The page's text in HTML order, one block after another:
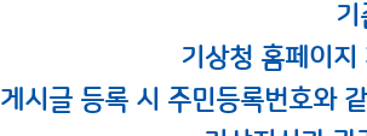
기상청 홈페이
게시글 등록 시 주민등록번호와